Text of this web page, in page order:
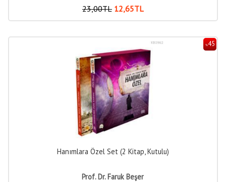
23,00TL 12,65TL
%45
Hanımlara Özel Set (2 Kitap, Kutulu)
Prof. Dr. Faruk Beşer